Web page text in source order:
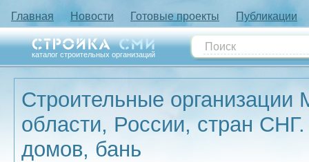
Главная Новости Готовые проекты Публикации
каталог строительных организаций
Строительные организации
области, России, стран
домов, бань